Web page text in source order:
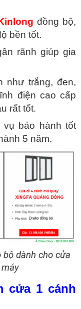
đồng bộ,
bền tốt.
rãnh giúp gia
như trắng, đen,
điện cao cấp
rất tốt.
bảo hành tốt
5 năm.
dành cho cửa
cửa 1 cánh